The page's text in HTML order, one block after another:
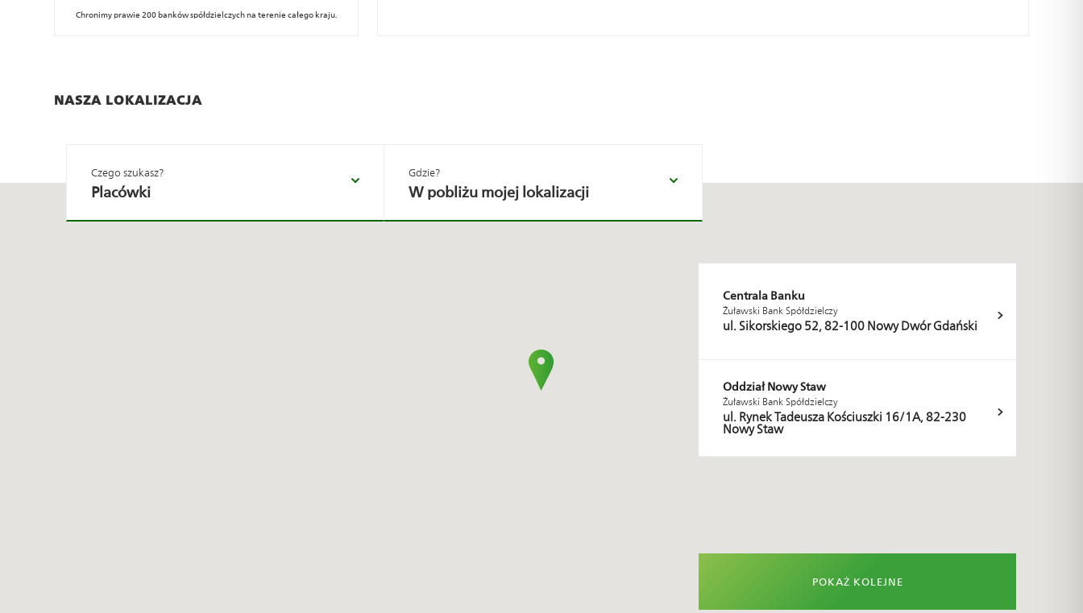
Chronimy prawie 200 banków spółdzielczych na terenie całego kraju.
NASZA LOKALIZACJA
Placówki W pobliżu mojej lokalizacji
Centrala Banku
Żuławski Bank Spółdzielczy
ul. Sikorskiego 52, 82-100 Nowy Dwór Gdański
Oddział Nowy Staw
Żuławski Bank Spółdzielczy
ul. Rynek Tadeusza Kościuszki 16/1A, 82-230
Nowy Staw
POKAŻ KOLEJNE